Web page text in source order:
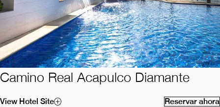
Camino Real Acapulco Diamante
Reservar ahora
View Hotel Site